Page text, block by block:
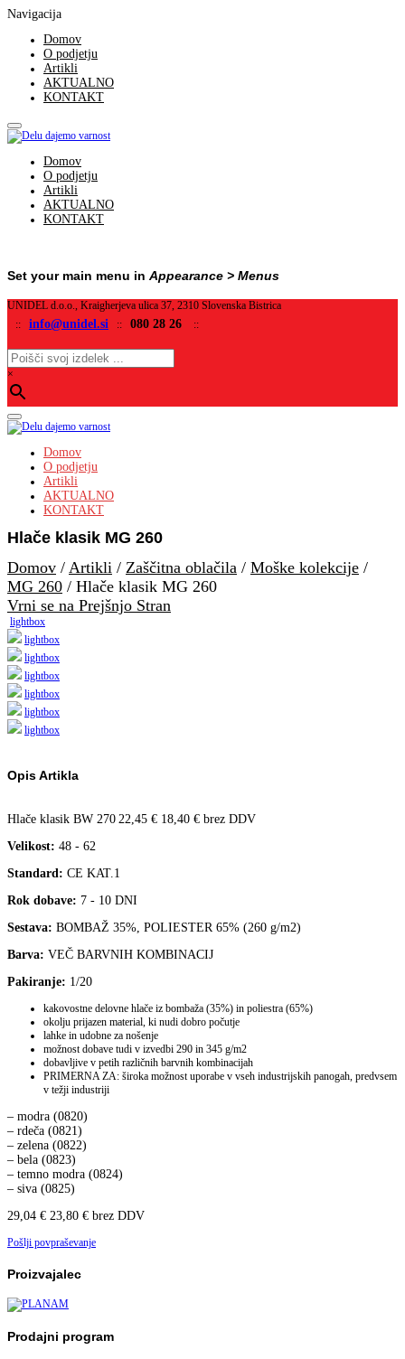
Navigacija
Domov
O podjetju
Artikli
AKTUALNO
KONTAKT
Domov
O podjetju
Artikli
AKTUALNO
KONTAKT
Set your main menu in Appearance > Menus
UNIDEL d.o.o., Kraigherjeva ulica 37, 2310 Slovenska Bistrica
:: info@unidel.si :: 080 28 26 ::
×
Domov
O podjetju
Artikli
AKTUALNO
KONTAKT
Hlače klasik MG 260
Domov / Artikli / Zaščitna oblačila / Moške kolekcije /
MG 260 / Hlače klasik MG 260
Vrni se na Prejšnjo Stran
lightbox
lightbox
lightbox
lightbox
lightbox
lightbox
lightbox
Opis Artikla
Hlače klasik BW 270 22,45 € 18,40 € brez DDV
Velikost: 48 - 62
Standard: CE KAT.1
Rok dobave: 7 - 10 DNI
Sestava: BOMBAŽ 35%, POLIESTER 65% (260 g/m2)
Barva: VEČ BARVNIH KOMBINACIJ
Pakiranje: 1/20
kakovostne delovne hlače iz bombaža (35%) in poliestra (65%)
okolju prijazen material, ki nudi dobro počutje
lahke in udobne za nošenje
možnost dobave tudi v izvedbi 290 in 345 g/m2
dobavljive v petih različnih barvnih kombinacijah
PRIMERNA ZA: široka možnost uporabe v vseh industrijskih panogah, predvsem
v težji industriji
– modra (0820)
– rdeča (0821)
– zelena (0822)
– bela (0823)
– temno modra (0824)
– siva (0825)
29,04 € 23,80 € brez DDV
Pošlji povpraševanje
Proizvajalec
Prodajni program